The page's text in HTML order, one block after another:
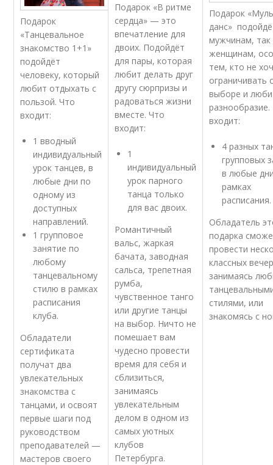
Подарок
«Танцевальное
знакомство 1+1»
подойдёт
человеку, который
любит отдыхать с
пользой. Что
входит:
1 вводный
индивидуальный
урок танцев, в
любые дни по
одному из
доступных
направлений.
1 групповое
занятие по
любому
танцевальному
стилю в рамках
расписания
клуба.
Обладатели
сертификата
получат два
увлекательных
знакомства с
танцами, и освоят
первые шаги под
руководством
преподавателей —
мастеров своего
Подарок «В ритме
сердца» — это
впечатление для
двоих. Подойдёт
для пары, которая
любит делать друг
другу сюрпризы и
радоваться жизни
вместе. Что
входит:
1
индивидуальный
урок парного
танца только
для вас двоих.
Романтичный
вальс, жаркая
бачата, заводная
сальса, трепетная
румба,
чувственное танго
или другие танцы
на выбор. Ничто не
помешает вам
чудесно провести
время для себя и
сблизиться,
занимаясь
увлекательным
делом в одном из
самых уютных
клубов
Петербурга.
Подарок
данс»
мужчинам, так
женщинам,
тем, кто не
ограничивать
выборе и
входит:
4 разных
групповых
в любые
рамках
расписания.
Обладатель
подарка
провести
классных
занимаясь
стилями, или
знакомясь с